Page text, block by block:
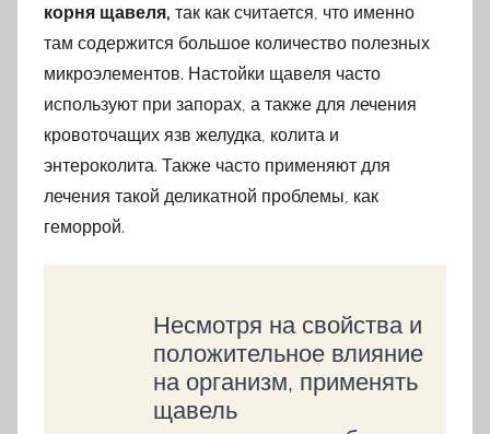
корня щавеля, так как считается, что именно
там содержится большое количество полезных
микроэлементов. Настойки щавеля часто
используют при запорах, а также для лечения
кровоточащих язв желудка, колита и
энтероколита. Также часто применяют для
лечения такой деликатной проблемы, как
геморрой.
Несмотря на свойства и
положительное влияние
на организм, применять
щавель